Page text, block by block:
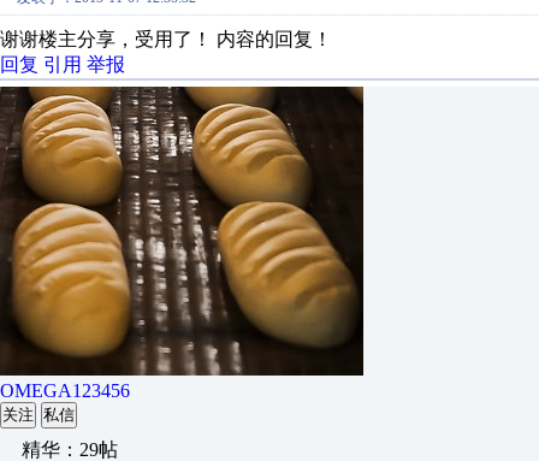
谢谢楼主分享，受用了！ 内容的回复！
回复 引用 举报
OMEGA123456
关注 私信
精华：29帖